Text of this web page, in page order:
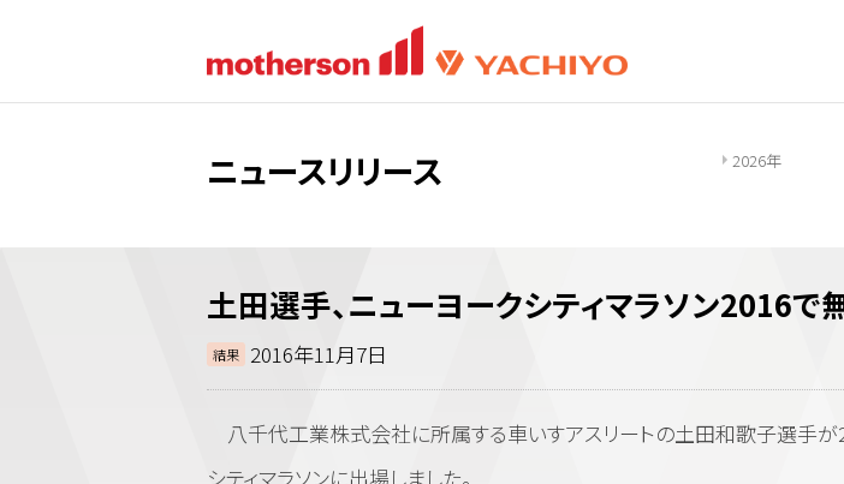
ニュースリリース 2026年
土田選手、ニューヨークシティマラソン2016
結果 2016年11月7日
八千代工業株式会社に所属する車いすアスリートの土田和歌子選手が
シティマラソンに出場しました。